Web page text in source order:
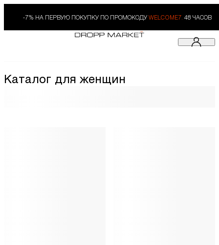
-7% НА ПЕРВУЮ ПОКУПКУ ПО ПРОМОКОДУ WELCOME7. 48 ЧАСОВ
Каталог для женщин